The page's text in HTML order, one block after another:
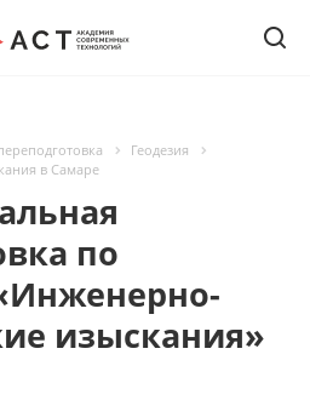
Геодезия
в Самаре
по
изыскания»